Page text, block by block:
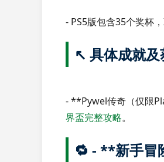
- PS5版包含35个奖杯
↖️ 具体成就及
- **Pywel传奇（仅限
界盃完整攻略。
🔁 - **新手冒